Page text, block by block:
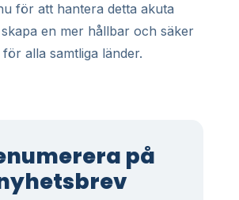
för att hantera detta akuta
en mer hållbar och säker
alla samtliga länder.
på